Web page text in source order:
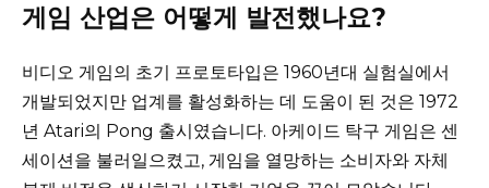
게임 산업은 어떻게 발전했나요?
비디오 게임의 초기 프로토타입은 1960년대 실험실에서
개발되었지만 업계를 활성화하는 데 도움이 된 것은 1972
년 Atari의 Pong 출시였습니다. 아케이드 탁구 게임은 센
세이션을 불러일으켰고, 게임을 열망하는 소비자와 자체